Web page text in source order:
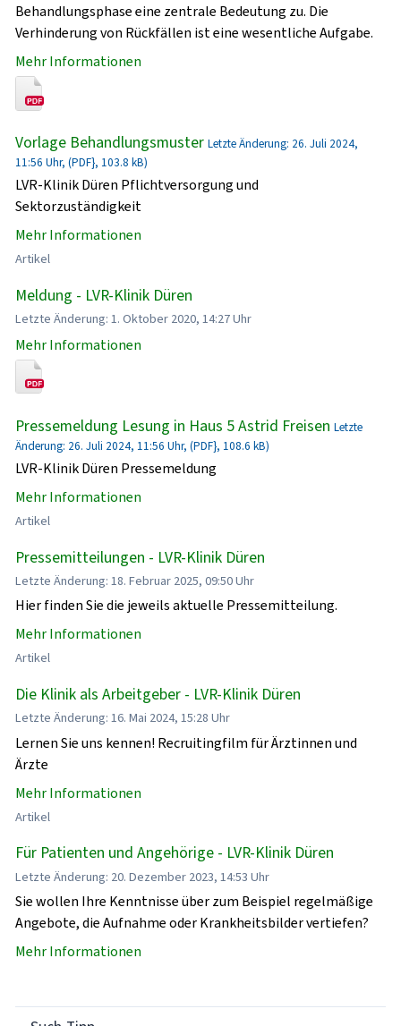
Behandlungsphase eine zentrale Bedeutung zu. Die
Verhinderung von Rückfällen ist eine wesentliche Aufgabe.
Mehr Informationen
Vorlage Behandlungsmuster Letzte Änderung: 26. Juli 2024,
11:56 Uhr, (PDF}, 103.8 kB)
LVR-Klinik Düren Pflichtversorgung und
Sektorzuständigkeit
Mehr Informationen
Artikel
Meldung - LVR-Klinik Düren
Letzte Änderung: 1. Oktober 2020, 14:27 Uhr
Mehr Informationen
Pressemeldung Lesung in Haus 5 Astrid Freisen Letzte
Änderung: 26. Juli 2024, 11:56 Uhr, (PDF}, 108.6 kB)
LVR-Klinik Düren Pressemeldung
Mehr Informationen
Artikel
Pressemitteilungen - LVR-Klinik Düren
Letzte Änderung: 18. Februar 2025, 09:50 Uhr
Hier finden Sie die jeweils aktuelle Pressemitteilung.
Mehr Informationen
Artikel
Die Klinik als Arbeitgeber - LVR-Klinik Düren
Letzte Änderung: 16. Mai 2024, 15:28 Uhr
Lernen Sie uns kennen! Recruitingfilm für Ärztinnen und
Ärzte
Mehr Informationen
Artikel
Für Patienten und Angehörige - LVR-Klinik Düren
Letzte Änderung: 20. Dezember 2023, 14:53 Uhr
Sie wollen Ihre Kenntnisse über zum Beispiel regelmäßige
Angebote, die Aufnahme oder Krankheitsbilder vertiefen?
Mehr Informationen